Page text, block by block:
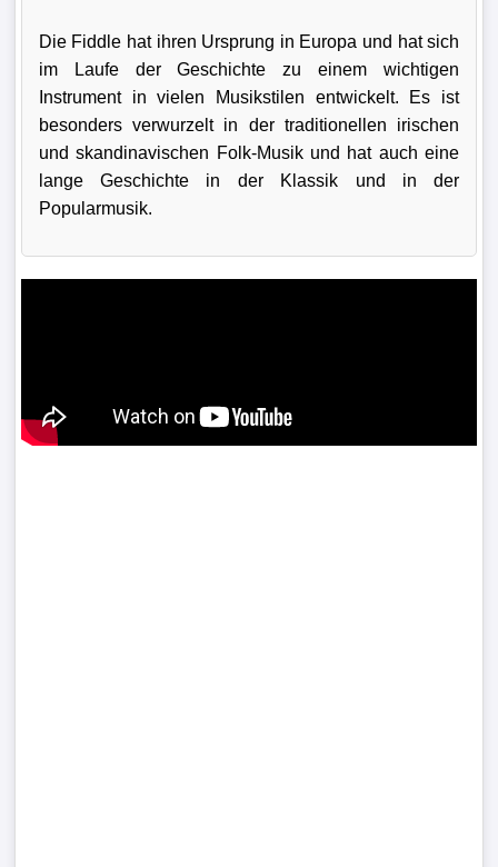
Die Fiddle hat ihren Ursprung in Europa und hat sich
im Laufe der Geschichte zu einem wichtigen
Instrument in vielen Musikstilen entwickelt. Es ist
besonders verwurzelt in der traditionellen irischen
und skandinavischen Folk-Musik und hat auch eine
lange Geschichte in der Klassik und in der
Popularmusik.